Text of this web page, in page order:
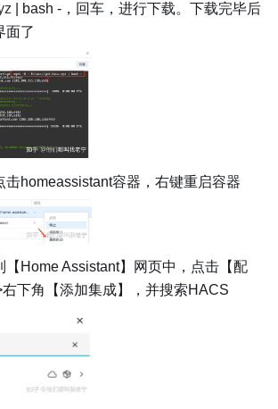
| bash -，回车，进行下载。下载完毕后
面了
击homeassistant容器，右键重启容器
【Home Assistant】网页中，点击【配
下角【添加集成】，并搜索HACS